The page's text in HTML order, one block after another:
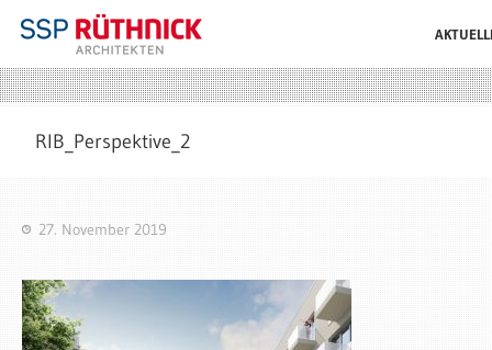
RIB_Perspektive_2
27. November 2019